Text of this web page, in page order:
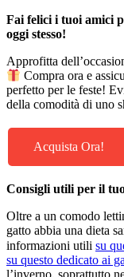
Fai felici i tuoi amici
oggi stesso!
Approfitta
Compra ora e
perfetto per le feste!
della comodità di uno
Acquista Ora!
Consigli utili per il
Oltre a un comodo
gatto abbia una dieta
informazioni utili su
su questo dedicato ai
l’inverno, soprattutto